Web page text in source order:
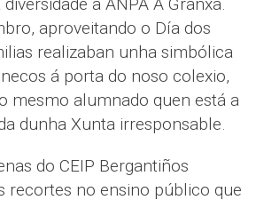
aproveitando o Día dos
realizaban unha simbólica
á porta do noso colexio,
mesmo alumnado quen está a
dunha Xunta irresponsable.
do CEIP Bergantiños
recortes no ensino público que